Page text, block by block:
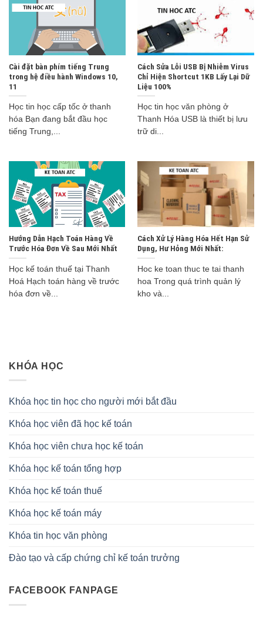
Cài đặt bàn phím tiếng Trung
trong hệ điều hành Windows 10,
11
Học tin học cấp tốc ở thanh
hóa Bạn đang bắt đầu học
tiếng Trung,...
Cách Sửa Lỗi USB Bị Nhiễm Virus
Chỉ Hiện Shortcut 1KB Lấy Lại Dữ
Liệu 100%
Học tin học văn phòng ở
Thanh Hóa USB là thiết bị lưu
trữ di...
Hướng Dẫn Hạch Toán Hàng Về
Trước Hóa Đơn Về Sau Mới Nhất
Học kế toán thuế tại Thanh
Hoá Hạch toán hàng về trước
hóa đơn về...
Cách Xử Lý Hàng Hóa Hết Hạn Sử
Dụng, Hư Hỏng Mới Nhất:
Hoc ke toan thuc te tai thanh
hoa Trong quá trình quản lý
kho và...
KHÓA HỌC
Khóa học tin học cho người mới bắt đầu
Khóa học viên đã học kế toán
Khóa học viên chưa học kế toán
Khóa học kế toán tổng hợp
Khóa học kế toán thuế
Khóa học kế toán máy
Khóa tin học văn phòng
Đào tạo và cấp chứng chỉ kế toán trưởng
FACEBOOK FANPAGE